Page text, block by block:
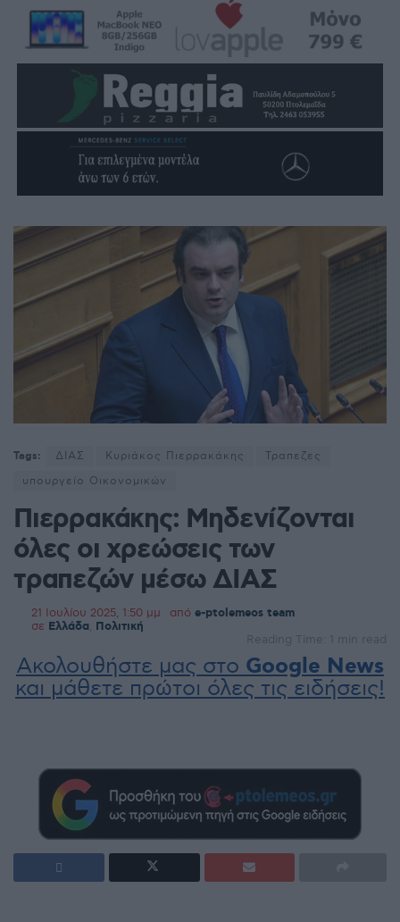
Tags: ΔΙΑΣ Κυριάκος Πιερρακάκης
Τραπεζες
υπουργείο Οικονομικών
Πιερρακάκης: Μηδενίζονται
όλες οι χρεώσεις των
τραπεζών μέσω ΔΙΑΣ
21 Ιουλίου 2025, 1:50 μμ από e-ptolemeos team
σε Ελλάδα Πολιτική
Reading Time: 1 min read
Ακολουθήστε μας στο Google News
και μάθετε πρώτοι όλες τις ειδήσεις!